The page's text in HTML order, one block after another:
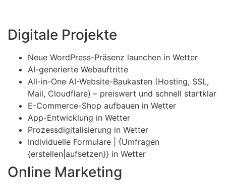
Digitale Projekte
Neue WordPress-Präsenz launchen in Wetter
AI-generierte Webauftritte
All-in-One AI-Website-Baukasten (Hosting, SSL,
Mail, Cloudflare) – preiswert und schnell startklar
E-Commerce-Shop aufbauen in Wetter
App-Entwicklung in Wetter
Prozessdigitalisierung in Wetter
Individuelle Formulare | {Umfragen
{erstellen|aufsetzen}} in Wetter
Online Marketing